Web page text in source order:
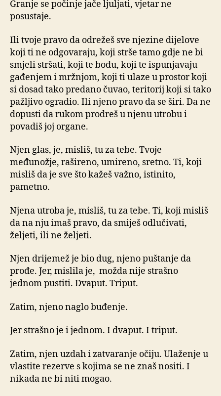
Granje se počinje jače ljuljati, vjetar ne
posustaje.
Ili tvoje pravo da odrežeš sve njezine dijelove
koji ti ne odgovaraju, koji strše tamo gdje ne bi
smjeli stršati, koji te bodu, koji te ispunjavaju
gađenjem i mržnjom, koji ti ulaze u prostor koji
si dosad tako predano čuvao, teritorij koji si tako
pažljivo ogradio. Ili njeno pravo da se širi. Da ne
dopusti da rukom prodreš u njenu utrobu i
povadiš joj organe.
Njen glas, je, misliš, tu za tebe. Tvoje
međunožje, rašireno, umireno, sretno. Ti, koji
misliš da je sve što kažeš važno, istinito,
pametno.
Njena utroba je, misliš, tu za tebe. Ti, koji misliš
da na nju imaš pravo, da smiješ odlučivati,
željeti, ili ne željeti.
Njen drijemež je bio dug, njeno puštanje da
prođe. Jer, mislila je, možda nije strašno
jednom pustiti. Dvaput. Triput.
Zatim, njeno naglo buđenje.
Jer strašno je i jednom. I dvaput. I triput.
Zatim, njen uzdah i zatvaranje očiju. Ulaženje u
vlastite rezerve s kojima se ne znaš nositi. I
nikada ne bi niti mogao.